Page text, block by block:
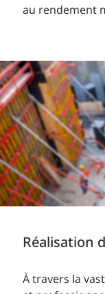
au rendement
Réalisation
À travers la